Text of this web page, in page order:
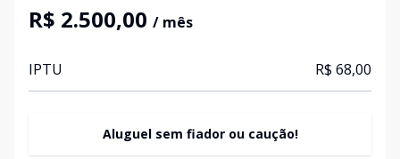
R$ 2.500,00 / mês
IPTU R$ 68,00
Aluguel sem fiador ou caução!